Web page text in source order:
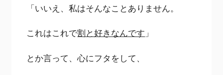
「いいえ、私はそんなことありません。
これはこれで割と好きなんです 」
とか言って、心にフタをして、